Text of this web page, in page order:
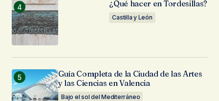
¿Qué hacer en Tordesillas?
Castilla y León
Guía Completa de la Ciudad de las Artes
y las Ciencias en Valencia
Bajo el sol del Mediterráneo